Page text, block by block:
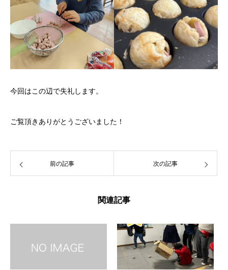
今回はこの辺で失礼します。
ご覧頂きありがとうございました！
前の記事 次の記事
関連記事